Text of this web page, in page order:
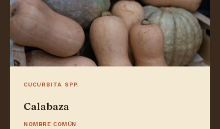
CUCURBITA SPP.
Calabaza
NOMBRE COMÚN